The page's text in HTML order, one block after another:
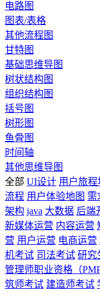
电路图
图表/表格
其他流程图
甘特图
基础思维导图
树状结构图
组织结构图
括号图
树形图
鱼骨图
时间轴
其他思维导图
全部 UI设计 用户旅程
流程 用户体验地图 需
架构 java 大数据 后端
新媒体运营 内容运营
营 用户运营 电商运营
机考试 司法考试 研究
管理师职业资格（PMP
筑师考试 建造师考试